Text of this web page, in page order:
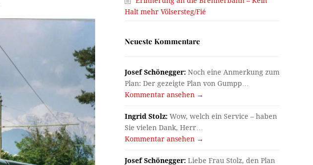
Halt mehr Völsersteg/Fié
Neueste Kommentare
Josef Schönegger: Noch eine Anmerkung zum
Plan: Der gezeigte Plan von Gumpp…
Kommentar ansehen →
Ingrid Stolz: Wow, welch ein Service – haben
Sie vielen Dank, Herr…
Kommentar ansehen →
Josef Schönegger: Liebe Frau Stolz, den Plan